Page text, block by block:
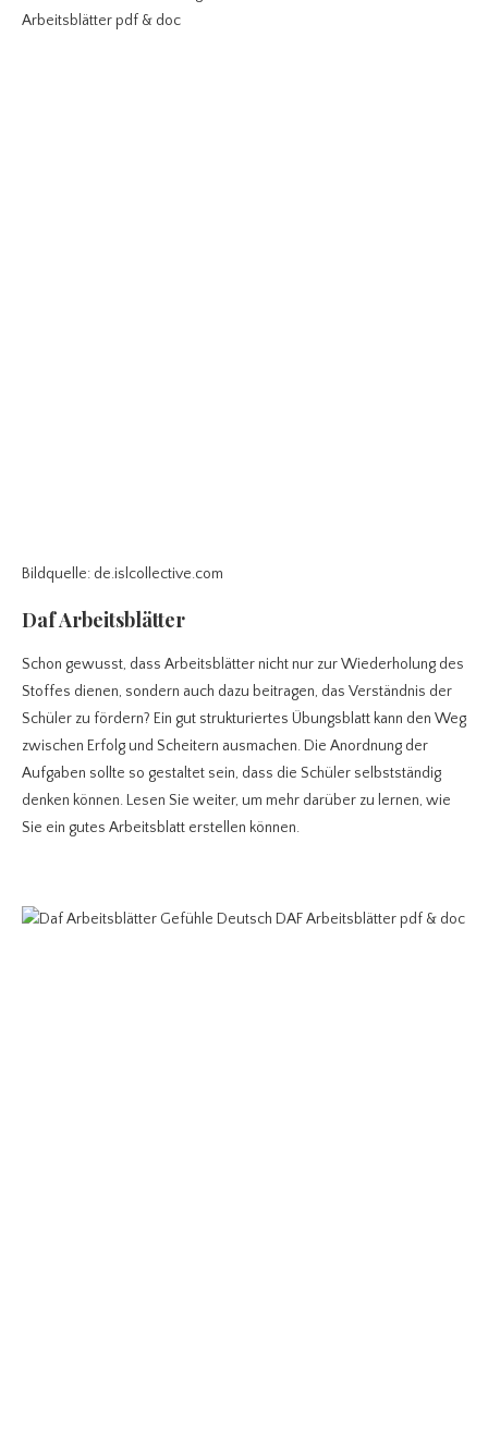
Bildquelle: de.islcollective.com
Daf Arbeitsblätter
Schon gewusst, dass Arbeitsblätter nicht nur zur Wiederholung des
Stoffes dienen, sondern auch dazu beitragen, das Verständnis der
Schüler zu fördern? Ein gut strukturiertes Übungsblatt kann den Weg
zwischen Erfolg und Scheitern ausmachen. Die Anordnung der
Aufgaben sollte so gestaltet sein, dass die Schüler selbstständig
denken können. Lesen Sie weiter, um mehr darüber zu lernen, wie
Sie ein gutes Arbeitsblatt erstellen können.